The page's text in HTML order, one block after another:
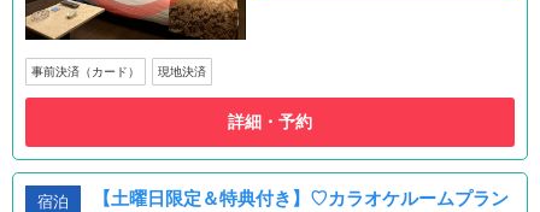
事前決済（カード） 現地決済
詳細・予約
宿泊
【土曜日限定＆特典付き】♡カラオケルームプラン